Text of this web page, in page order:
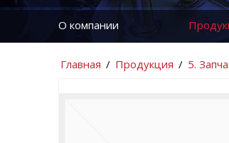
О компании
Главная / Продукция / 5.